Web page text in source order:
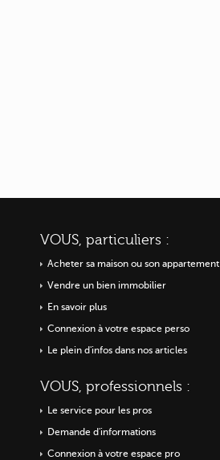
VOUS, particuliers :
Acheter sa maison ou son appartement
Vendre un bien immobilier
En savoir plus
Connexion à votre espace perso
Le plein d'infos dans nos articles
VOUS, professionnels :
Le service pour les pros
Demande d'informations
Connexion à votre espace pro